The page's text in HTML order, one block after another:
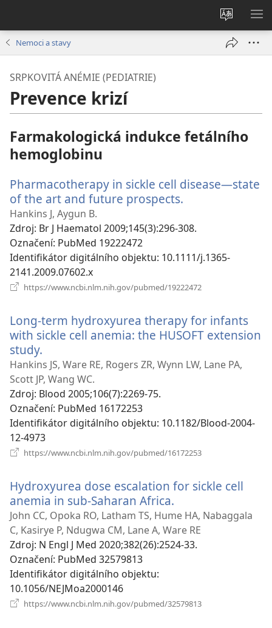
Změnit
jazyk
stránek
Nemoci a stavy
SRPKOVITÁ ANÉMIE (PEDIATRIE)
Prevence krizí
Farmakologická indukce fetálního
hemoglobinu
Pharmacotherapy in sickle cell disease—state
of the art and future prospects.
okno)
Hankins J, Aygun B.
Zdroj‎: Br J Haematol 2009;145(3):296-308.
Označení‎: PubMed 19222472
Identifikátor digitálního objektu‎: 10.1111/j.1365-
2141.2009.07602.x
https://www.ncbi.nlm.nih.gov/pubmed/19222472
Long-term hydroxyurea therapy for infants
with sickle cell anemia: the HUSOFT extension
study.
nové
okno)
Hankins JS, Ware RE, Rogers ZR, Wynn LW, Lane PA,
Scott JP, Wang WC.
Zdroj‎: Blood 2005;106(7):2269-75.
Označení‎: PubMed 16172253
Identifikátor digitálního objektu‎: 10.1182/Blood-2004-
12-4973
https://www.ncbi.nlm.nih.gov/pubmed/16172253
Hydroxyurea dose escalation for sickle cell
anemia in sub-Saharan Africa.
nové
okno)
John CC, Opoka RO, Latham TS, Hume HA, Nabaggala
C, Kasirye P, Ndugwa CM, Lane A, Ware RE
Zdroj‎: N Engl J Med 2020;382(26):2524-33.
Označení‎: PubMed 32579813
Identifikátor digitálního objektu‎:
10.1056/NEJMoa2000146
https://www.ncbi.nlm.nih.gov/pubmed/32579813